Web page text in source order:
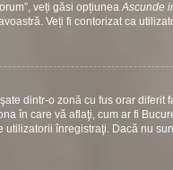
veți găsi opțiuneaAscunde
Veți fi contorizat ca
dintr-o zonă cu fus orar
în care vă aflaţi, cum ar fi
înregistraţi. Dacă nu